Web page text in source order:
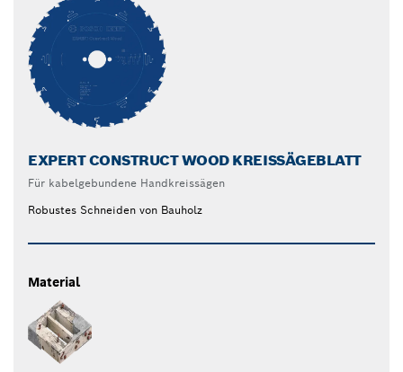
EXPERT CONSTRUCT WOOD KREISSÄGEBLATT
Für kabelgebundene Handkreissägen
Robustes Schneiden von Bauholz
Material